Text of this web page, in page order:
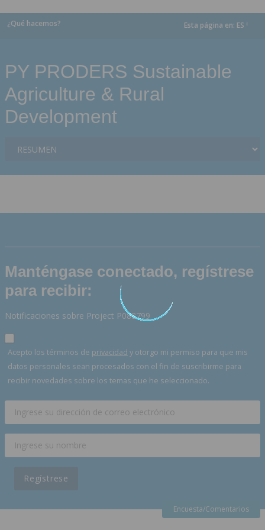
¿Qué hacemos? Esta página en: ES
PY PRODERS Sustainable
Agriculture & Rural
Development
Manténgase conectado, regístrese
para recibir:
Notificaciones sobre Project P088799
Acepto los términos de privacidad y otorgo mi permiso para que mis
datos personales sean procesados con el fin de suscribirme para
recibir novedades sobre los temas que he seleccionado.
Regístrese
Encuesta/Comentarios